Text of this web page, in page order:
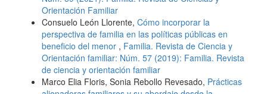
Orientación Familiar
Consuelo León Llorente, Cómo incorporar la
perspectiva de familia en las políticas públicas en
beneficio del menor , Familia. Revista de Ciencia y
Orientación familiar: Núm. 57 (2019): Familia. Revista
de ciencia y orientación familiar
Marco Elia Floris, Sonia Rebollo Revesado, Prácticas